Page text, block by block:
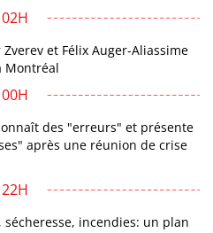
02H
et Félix Auger-Aliassime
Montréal
00H
des "erreurs" et présente
après une réunion de crise
22H
sécheresse, incendies: un plan